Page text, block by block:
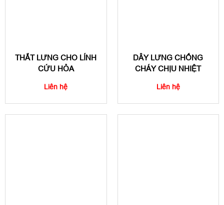
THẮT LƯNG CHO LÍNH
CỨU HỎA
Liên hệ
DÂY LƯNG CHỐNG
CHÁY CHỊU NHIỆT
Liên hệ